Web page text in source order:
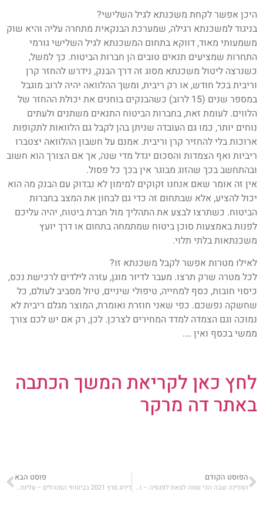
היכן אפשר לקחת משכנתא לגיל השלישי?
בניגוד למשכנתא רגילה, שמערכת הבנקאית מתחרה עליה והיא שוק
משמעותי מאוד, דווקא בתחום המשכנתא לגיל השלישי גורמי
התחרות שמציעים תנאים טובים הן חברות הביטוח. כך למשל,
כשנרצה ליטול משכנתא מסוג זה דרך הבנק, נידרש להחזר קרן
וריבית בכל חודש, או רק ריבית, ומשך ההלוואה יהיה לרוב מוגבל
במספר שנים (15 לרוב) כשהבנקים בוחנים את יכולת ההחזר של
הלווים. לעומת זאת, בחברות הביטוח התנאים משתנים ולעתים
נוחים יותר, כמו גם העובדה שניתן בהן לקבל גם הלוואות לתקופות
ארוכות בלי להחזיר קרן וריבית. אמנם על חשבון ההלוואה יצטברו
ריביות ואף הצמדות והסכום יגדל מדי שנה, אך אם הצורך הוא חשוב
ובהתחשב בכך שהזוג מבוגר אין בכך כל פסול.
אין זה אומר שאם אנחנו זקוקים למימון לא נבדוק עם הבנק מה הוא
יכול להציע, אלא שבתחום זה כדי גם לבחון את המצב בחברות
הביטוח. כשתרצו לבצע את התהליך מול חברת ביטוח, יהיה עליכם
לפנות באמצעות סוכן ביטוח שמתמחה בתחום או דרך יועץ
משכנתאות בלתי תלוי.
לאילו מטרות אפשר לקבל משכנתא זו?
לכל מטרה שרק תרצו. מעבר לדיור מוגן, עזרה לילדים לרכישת נכס,
כיסוי חובות, כסף למחייה, טיפולי שיניים, טיול מסביב לעולם, כל
שחשקה נפשכם. כפי שאני חוזרת ואומרת, המוצר מגלם ריבית לא
נמוכה וגם הצמדה למדד המחירים לצרכן. לכן, רק אם יש לכם צורך
ממשי בכסף ואין ….
לחץ כאן לקריאת המשך הכתבה
באתר דה מרקר
הפוסט הקודם
המדינה שבה הכי שווה לצאת לפנסיה – ומה תקבלו שם
פוסט הבא
דירוג מרץ 2021 בביטוחי המנהלים – עליות בכל המסלולים